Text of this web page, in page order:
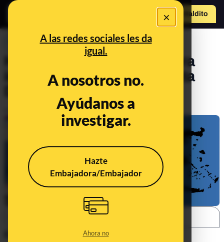
×
A las redes sociales les da
igual.
A nosotros no.
Ayúdanos a
investigar.
Hazte
Embajadora/Embajador
Ahora no
Hazte Maldito
PREBUNKING
Herramientas y fuentes para
informarte sobre la tormenta
Daniel en Grecia
Sep 6, 2023, 9:23:21 AM